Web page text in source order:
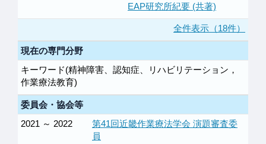
EAP研究所紀要 (共著)
全件表示（18件）
現在の専門分野
キーワード(精神障害、認知症、リハビリテーション，
作業療法教育)
委員会・協会等
2021 ～ 2022
第41回近畿作業療法学会 演題審査委
員